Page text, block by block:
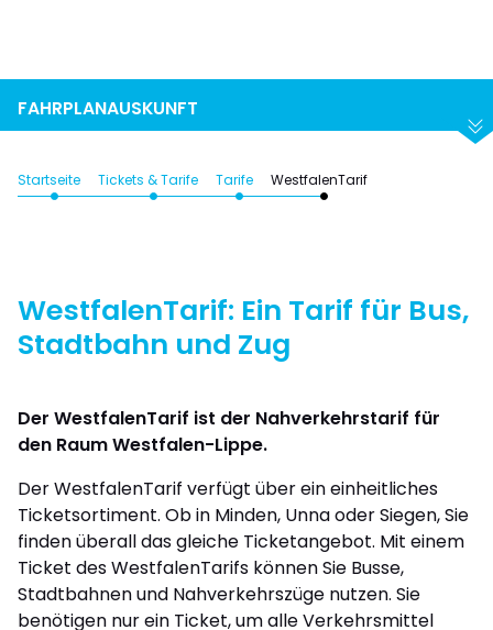
FAHRPLANAUSKUNFT
Startseite Tickets & Tarife Tarife WestfalenTarif
WestfalenTarif: Ein Tarif für Bus,
Stadtbahn und Zug
Der WestfalenTarif ist der Nahverkehrstarif für
den Raum Westfalen-Lippe.
Der WestfalenTarif verfügt über ein einheitliches
Ticketsortiment. Ob in Minden, Unna oder Siegen, Sie
finden überall das gleiche Ticketangebot. Mit einem
Ticket des WestfalenTarifs können Sie Busse,
Stadtbahnen und Nahverkehrszüge nutzen. Sie
benötigen nur ein Ticket, um alle Verkehrsmittel